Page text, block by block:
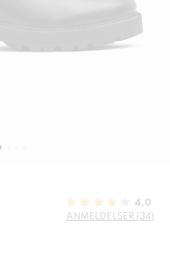
4.0
ANMELDELSER (34)